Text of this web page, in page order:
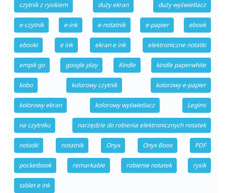
czytnik z rysikiem duży ekran duży wyświetlacz
e-czytnik e-ink e-notatnik e-papier ebook
ebooki e ink ekran e ink elektroniczne notatki
empik go google play Kindle kindle paperwhite
kobo kolorowy czytnik kolorowy e-papier
kolorowy ekran kolorowy wyświetlacz Legimi
na czytniku narzędzie do robienia elektronicznych notatek
notatki notatnik Onyx Onyx Boox PDF
pocketbook remarkable robienie notatek rysik
tablet e ink